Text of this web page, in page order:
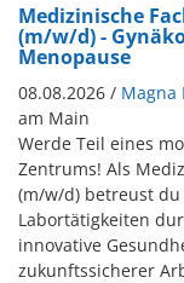
Medizinische
(m/w/d) -
Menopause
08.08.2026 / Magna
am Main
Werde Teil eines
Zentrums! Als
(m/w/d) betreust
Labortätigkeiten
innovative
zukunftssicherer